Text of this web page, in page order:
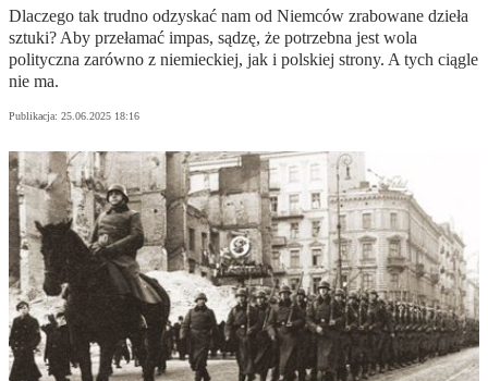
Dlaczego tak trudno odzyskać nam od Niemców zrabowane dzieła
sztuki? Aby przełamać impas, sądzę, że potrzebna jest wola
polityczna zarówno z niemieckiej, jak i polskiej strony. A tych ciągle
nie ma.
Publikacja: 25.06.2025 18:16